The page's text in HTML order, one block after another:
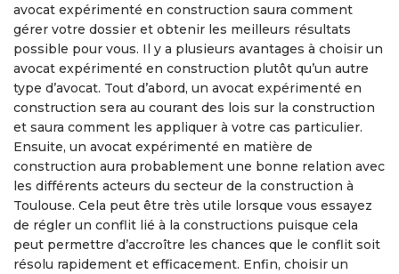
avocat expérimenté en construction saura comment
gérer votre dossier et obtenir les meilleurs résultats
possible pour vous. Il y a plusieurs avantages à choisir un
avocat expérimenté en construction plutôt qu’un autre
type d’avocat. Tout d’abord, un avocat expérimenté en
construction sera au courant des lois sur la construction
et saura comment les appliquer à votre cas particulier.
Ensuite, un avocat expérimenté en matière de
construction aura probablement une bonne relation avec
les différents acteurs du secteur de la construction à
Toulouse. Cela peut être très utile lorsque vous essayez
de régler un conflit lié à la constructions puisque cela
peut permettre d’accroître les chances que le conflit soit
résolu rapidement et efficacement. Enfin, choisir un